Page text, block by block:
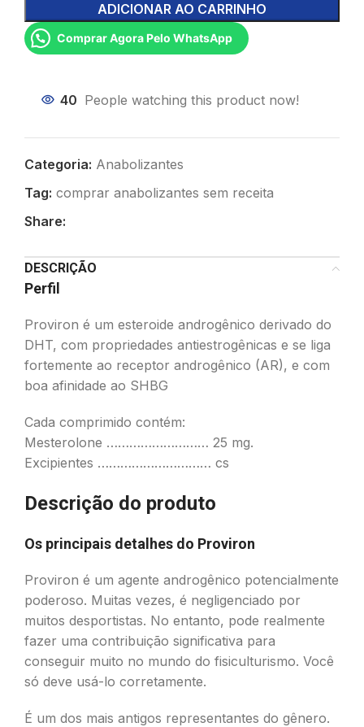
ADICIONAR AO CARRINHO
Comprar Agora Pelo WhatsApp
40 People watching this product now!
Categoria: Anabolizantes
Tag: comprar anabolizantes sem receita
Share:
DESCRIÇÃO
Perfil
Proviron é um esteroide androgênico derivado do
DHT, com propriedades antiestrogênicas e se liga
fortemente ao receptor androgênico (AR), e com
boa afinidade ao SHBG
Cada comprimido contém:
Mesterolone ……………………… 25 mg.
Excipientes ………………………… cs
Descrição do produto
Os principais detalhes do Proviron
Proviron é um agente androgênico potencialmente
poderoso. Muitas vezes, é negligenciado por
muitos desportistas. No entanto, pode realmente
fazer uma contribuição significativa para
conseguir muito no mundo do fisiculturismo. Você
só deve usá-lo corretamente.
É um dos mais antigos representantes do gênero.